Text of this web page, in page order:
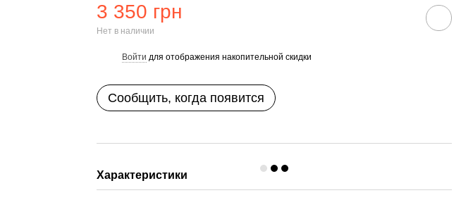
3 350 грн
Нет в наличии
Войти для отображения накопительной скидки
Сообщить, когда появится
Характеристики